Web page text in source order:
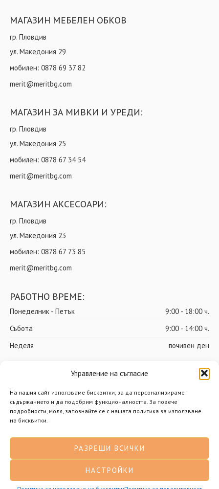
Управление на съгласие
На нашия сайт използваме бисквитки, за да персонализираме
съдържанието и да подобрим функционалността. За повече
подробности, моля, запознайте се с нашата политика за използване
на бисквитки.
РАЗРЕШИ ВСИЧКИ
НАСТРОЙКИ
МАГАЗИН МЕБЕЛЕН ОБКОВ
гр. Пловдив
ул. Македония 29
мобилен: 0878 69 37 82
merit@meritbg.com
МАГАЗИН ЗА МИВКИ И УРЕДИ:
гр. Пловдив
ул. Македония 25
мобилен: 0878 67 34 54
merit@meritbg.com
МАГАЗИН АКСЕСОАРИ:
гр. Пловдив
ул. Македония 23
мобилен: 0878 67 73 85
merit@meritbg.com
РАБОТНО ВРЕМЕ:
Понеделник - Петък
9:00 - 18:00 ч.
Събота
9:00 - 14:00 ч.
Неделя
почивен ден
Доставки Общи условия
Разработено от Нимасистъмс